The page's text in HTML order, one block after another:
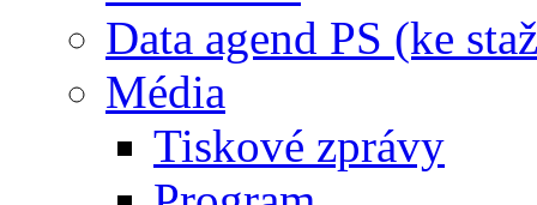
Data agend PS (ke
Média
Tiskové zprávy